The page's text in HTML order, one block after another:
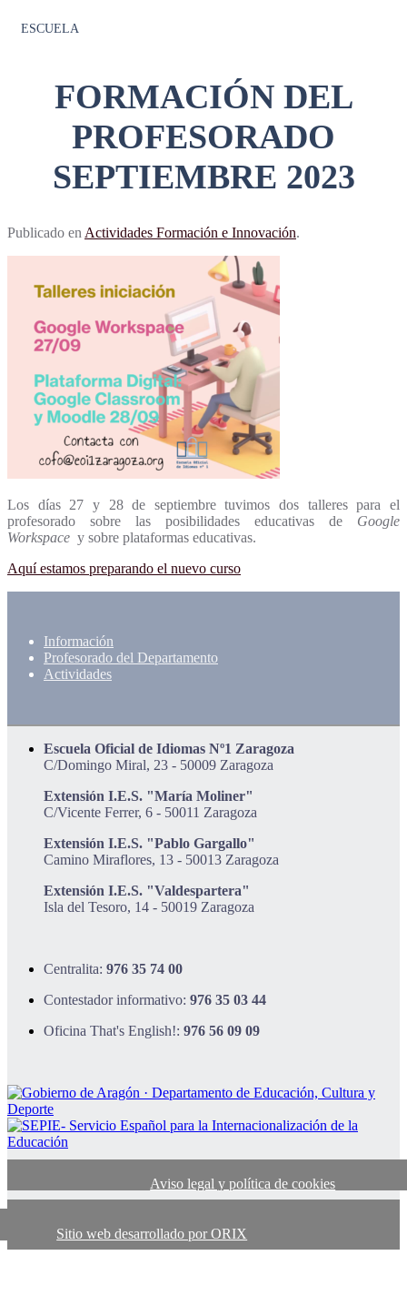
ESCUELA
FORMACIÓN DEL
PROFESORADO
SEPTIEMBRE 2023
Publicado en Actividades Formación e Innovación.
Los días 27 y 28 de septiembre tuvimos dos talleres para el
profesorado sobre las posibilidades educativas de Google
Workspace y sobre plataformas educativas.
Aquí estamos preparando el nuevo curso
Información
Profesorado del Departamento
Actividades
Escuela Oficial de Idiomas Nº1 Zaragoza
C/Domingo Miral, 23 - 50009 Zaragoza
Extensión I.E.S. "María Moliner"
C/Vicente Ferrer, 6 - 50011 Zaragoza
Extensión I.E.S. "Pablo Gargallo"
Camino Miraflores, 13 - 50013 Zaragoza
Extensión I.E.S. "Valdespartera"
Isla del Tesoro, 14 - 50019 Zaragoza
Centralita: 976 35 74 00
Contestador informativo: 976 35 03 44
Oficina That's English!: 976 56 09 09
Aviso legal y política de cookies
Sitio web desarrollado por ORIX